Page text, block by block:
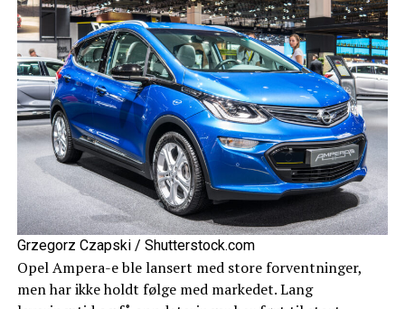
Grzegorz Czapski / Shutterstock.com
Opel Ampera-e ble lansert med store forventninger,
men har ikke holdt følge med markedet. Lang